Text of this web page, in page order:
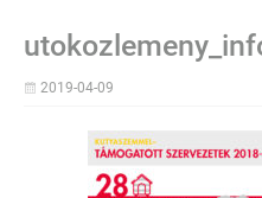
2019-04-09